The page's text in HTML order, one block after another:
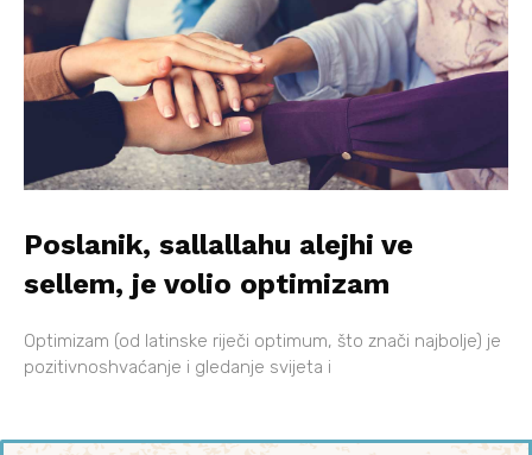
Poslanik, sallallahu alejhi ve
sellem, je volio optimizam
Optimizam (od latinske riječi optimum, što znači najbolje) je
pozitivnoshvaćanje i gledanje svijeta i